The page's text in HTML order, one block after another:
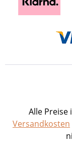
Alle Preise
Versandkosten